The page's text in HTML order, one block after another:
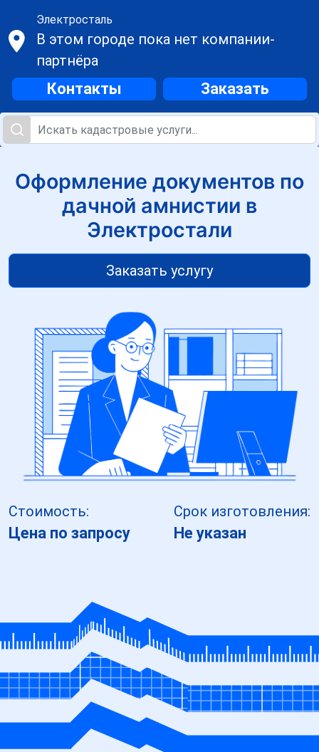
Электросталь
В этом городе пока нет компании-
партнёра
Контакты Заказать
Оформление документов по
дачной амнистии в
Электростали
Заказать услугу
Стоимость:
Цена по запросу
Срок изготовления:
Не указан